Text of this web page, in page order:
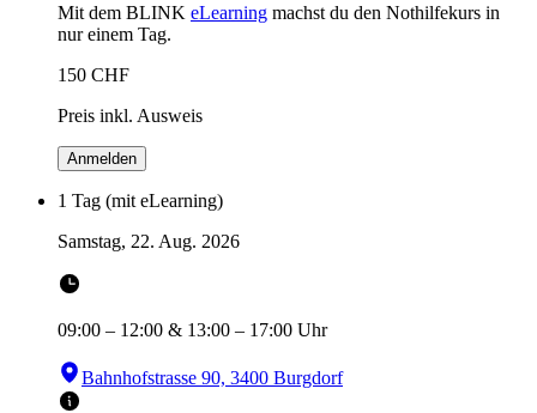
Mit dem BLINK eLearning machst du den Nothilfekurs in
nur einem Tag.
150 CHF
Preis inkl. Ausweis
Anmelden
1 Tag (mit eLearning)
Samstag, 22. Aug. 2026
09:00 – 12:00 & 13:00 – 17:00 Uhr
Bahnhofstrasse 90, 3400 Burgdorf